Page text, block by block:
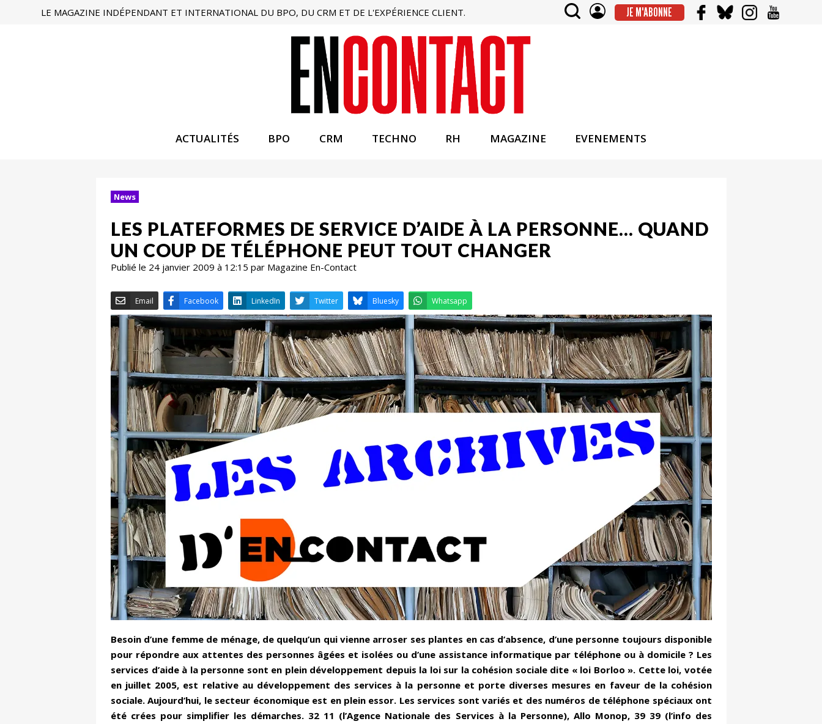
LE MAGAZINE INDÉPENDANT ET INTERNATIONAL DU BPO, DU CRM ET DE L'EXPÉRIENCE CLIENT. JE M'ABONNE
ACTUALITÉS BPO CRM TECHNO RH MAGAZINE EVENEMENTS
News
LES PLATEFORMES DE SERVICE D’AIDE À LA PERSONNE… QUAND
UN COUP DE TÉLÉPHONE PEUT TOUT CHANGER
Publié le 24 janvier 2009 à 12:15 par Magazine En-Contact
Email Facebook LinkedIn Twitter Bluesky Whatsapp
Besoin d’une femme de ménage, de quelqu’un qui vienne arroser ses plantes en cas d’absence, d’une personne toujours disponible
pour répondre aux attentes des personnes âgées et isolées ou d’une assistance informatique par téléphone ou à domicile ? Les
services d’aide à la personne sont en plein développement depuis la loi sur la cohésion sociale dite « loi Borloo ». Cette loi, votée
en juillet 2005, est relative au développement des services à la personne et porte diverses mesures en faveur de la cohésion
sociale. Aujourd’hui, le secteur économique est en plein essor. Les services sont variés et des numéros de téléphone spéciaux ont
été crées pour simplifier les démarches. 32 11 (l’Agence Nationale des Services à la Personne), Allo Monop, 39 39 (l’info des